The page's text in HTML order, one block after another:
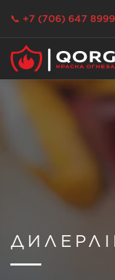
📞 +7 (706) 647 8999